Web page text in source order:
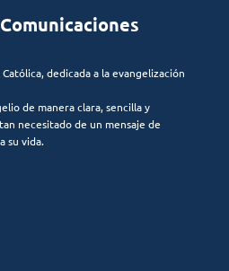
dedicada a la evangelización
de manera clara, sencilla y
necesitado de un mensaje de
su vida.